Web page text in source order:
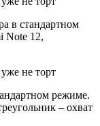
в стандартном
Note 12,
режиме.
– охват